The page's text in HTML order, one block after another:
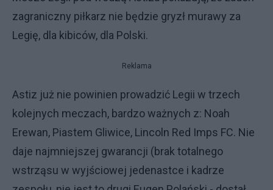
zagraniczny piłkarz nie będzie gryzł murawy za
Legię, dla kibiców, dla Polski.
Reklama
Astiz już nie powinien prowadzić Legii w trzech
kolejnych meczach, bardzo ważnych z: Noah
Erewan, Piastem Gliwice, Lincoln Red Imps FC. Nie
daje najmniejszej gwarancji (brak totalnego
wstrząsu w wyjściowej jedenastce i kadrze